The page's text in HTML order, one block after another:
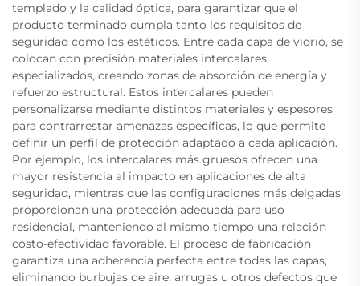
templado y la calidad óptica, para garantizar que el
producto terminado cumpla tanto los requisitos de
seguridad como los estéticos. Entre cada capa de vidrio, se
colocan con precisión materiales intercalares
especializados, creando zonas de absorción de energía y
refuerzo estructural. Estos intercalares pueden
personalizarse mediante distintos materiales y espesores
para contrarrestar amenazas específicas, lo que permite
definir un perfil de protección adaptado a cada aplicación.
Por ejemplo, los intercalares más gruesos ofrecen una
mayor resistencia al impacto en aplicaciones de alta
seguridad, mientras que las configuraciones más delgadas
proporcionan una protección adecuada para uso
residencial, manteniendo al mismo tiempo una relación
costo-efectividad favorable. El proceso de fabricación
garantiza una adherencia perfecta entre todas las capas,
eliminando burbujas de aire, arrugas u otros defectos que